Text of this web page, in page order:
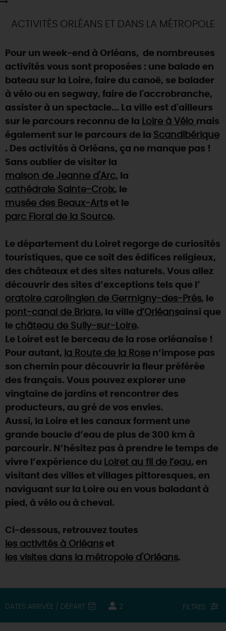
TOUTES LES ACTIVITÉS
Vins etvignobles
guinguettes
Que rapporter du Loiret ?
La Route des
Métiers d'Art
TOUT L'ART DE VIVRE
Une saison de festivals 🎉
Rendez-vous de la nature en 2026
Des sorties en famille dans le Loiret !
Programme des animations "Loiret au fil de l'eau"
2026
AUJOURD'HUI
DEMAIN
CE WEEK-END
CETTE SEMAINE
TOUT L'AGENDA
INFOS & SERVICES
RÉSERVERMAINTENANT
ACTIVITÉS ORLÉANS ET DANS LA MÉTROPOLE
Pour un week-end à Orléans, de nombreuses
activités vous sont proposées : une balade en
bateau sur la Loire, faire du canoë, se balader
à vélo ou en segway, faire de l'accrobranche,
assister à un spectacle... La ville est d'ailleurs
sur le parcours reconnu de la Loire à Vélo mais
également sur le parcours de la Scandibérique
. Des activités à Orléans, ça ne manque pas !
Sans oublier de visiter la
maison de Jeanne d'Arc, la
cathédrale Sainte-Croix, le
musée des Beaux-Arts et le
parc Floral de la Source.
Le département du Loiret regorge de curiosités
touristiques, que ce soit des édifices religieux,
des châteaux et des sites naturels. Vous allez
découvrir des sites d’exceptions tels que l’
oratoire carolingien de Germigny-des-Prés, le
pont-canal de Briare, la ville d’Orléansainsi que
le château de Sully-sur-Loire.
Le Loiret est le berceau de la rose orléanaise !
Pour autant, la Route de la Rose n’impose pas
son chemin pour découvrir la fleur préférée
des français. Vous pouvez explorer une
vingtaine de jardins et rencontrer des
producteurs, au gré de vos envies.
Aussi, la Loire et les canaux forment une
grande boucle d’eau de plus de 300 km à
parcourir. N’hésitez pas à prendre le temps de
vivre l’expérience du Loiret au fil de l’eau, en
visitant des villes et villages pittoresques, en
naviguant sur la Loire ou en vous baladant à
pied, à vélo ou à cheval.
Ci-dessous, retrouvez toutes
les activités à Orléans et
les visites dans la métropole d'Orléans.
DATES ARRIVÉE / DÉPART 2 FILTRES